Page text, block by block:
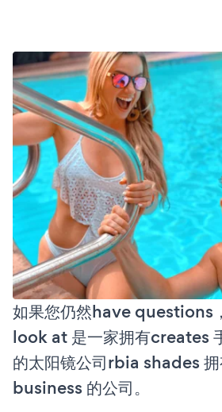
如果您仍然have questions
look at 是一家拥有creates
的太阳镜公司rbia shades
business 的公司。